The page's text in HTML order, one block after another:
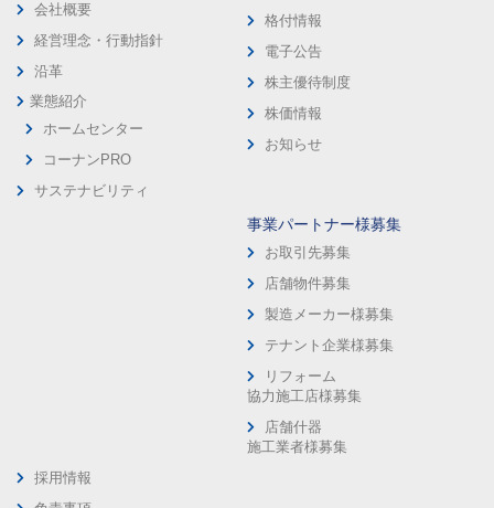
会社概要
経営理念・行動指針
沿革
業態紹介
ホームセンター
コーナンPRO
サステナビリティ
格付情報
電子公告
株主優待制度
株価情報
お知らせ
事業パートナー様募集
お取引先募集
店舗物件募集
製造メーカー様募集
テナント企業様募集
リフォーム
協力施工店様募集
店舗什器
施工業者様募集
採用情報